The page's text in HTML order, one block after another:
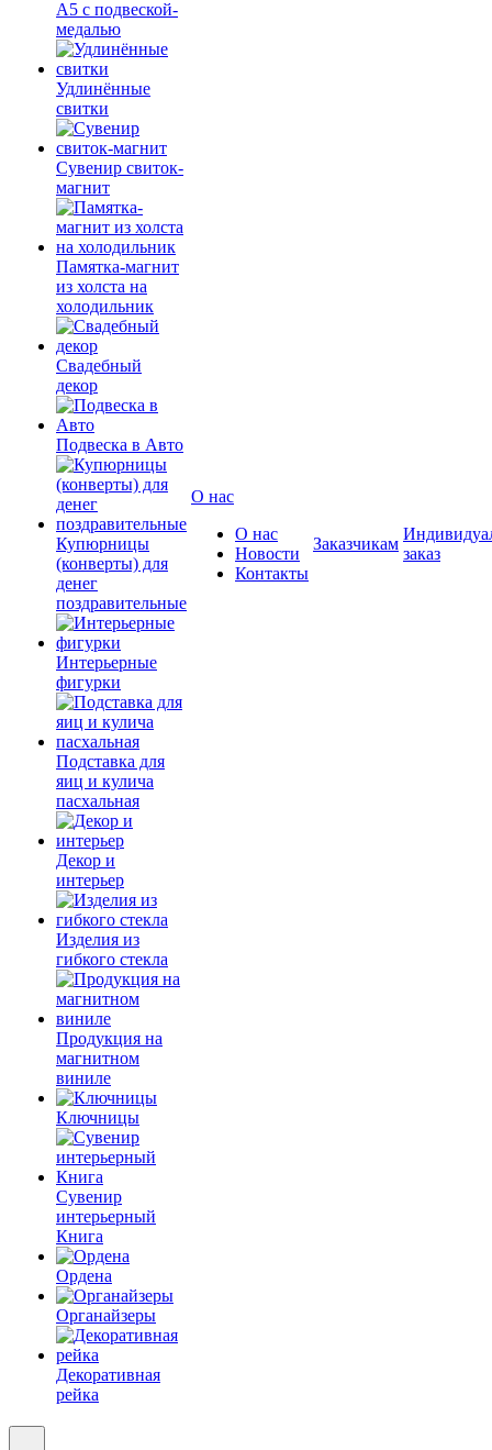
А5 с подвеской-
медалью
Удлинённые
свитки
Сувенир свиток-
магнит
Памятка-магнит
из холста на
холодильник
Свадебный
декор
Подвеска в Авто
Купюрницы
(конверты) для
денег
поздравительные
Интерьерные
фигурки
Подставка для
яиц и кулича
пасхальная
Декор и
интерьер
Изделия из
гибкого стекла
Продукция на
магнитном
виниле
Ключницы
Сувенир
интерьерный
Книга
Ордена
Органайзеры
Декоративная
рейка
О нас
О нас
Новости
Контакты
Заказчикам
заказ